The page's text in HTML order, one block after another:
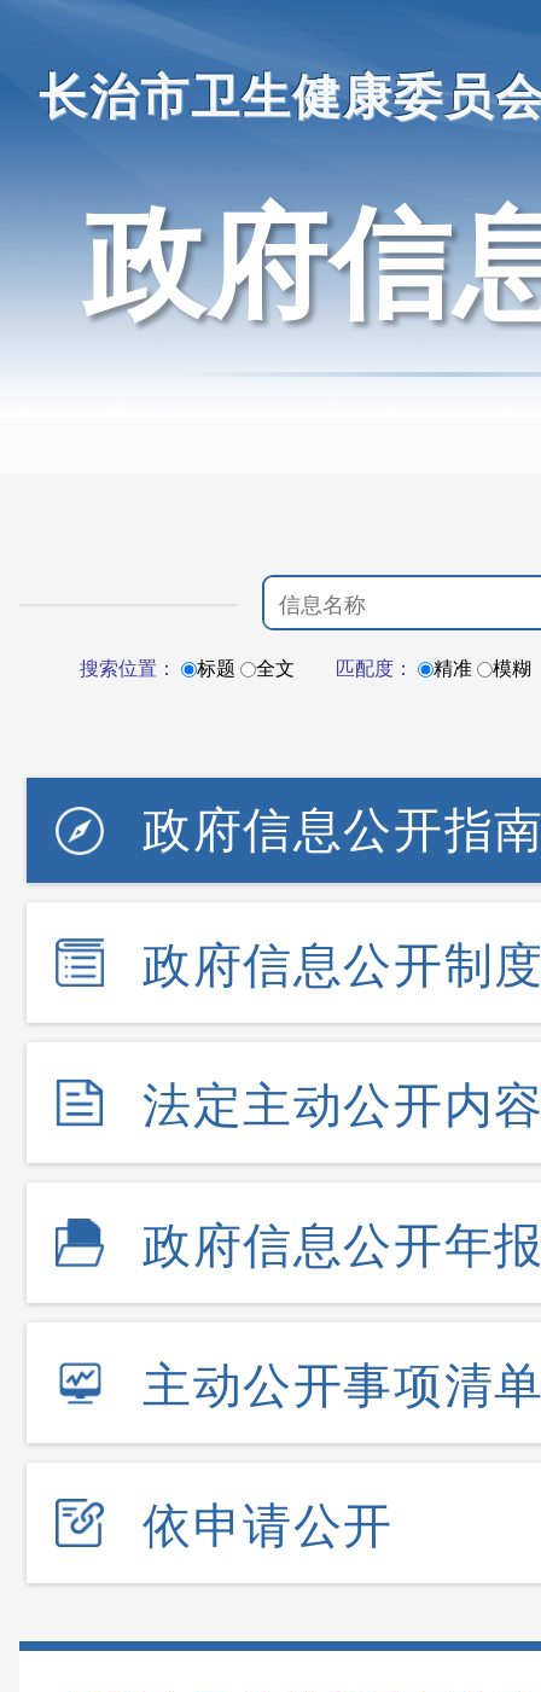
长治市卫生健康委员
政府信
搜索位置： 标题 全文 匹配度： 精准 模糊
政府信息公开指
政府信息公开制
法定主动公开内
政府信息公开年
主动公开事项清
依申请公开